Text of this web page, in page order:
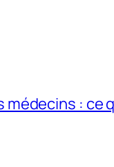
: ce